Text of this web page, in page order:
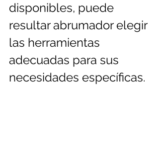
disponibles, puede
resultar abrumador elegir
las herramientas
adecuadas para sus
necesidades específicas.